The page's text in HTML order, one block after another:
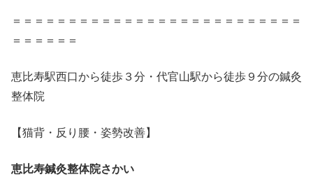
＝＝＝＝＝＝＝＝＝＝＝＝＝＝＝＝＝＝＝＝＝＝＝＝＝＝
＝＝＝＝＝＝
恵比寿駅西口から徒歩３分・代官山駅から徒歩９分の鍼灸
整体院
【猫背・反り腰・姿勢改善】
恵比寿鍼灸整体院さかい